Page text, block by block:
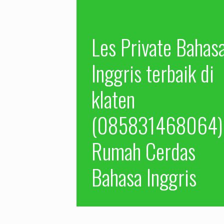
Les Private
Inggris terbaik di
klaten
(085831468064)
Rumah Cerdas
Bahasa Inggris